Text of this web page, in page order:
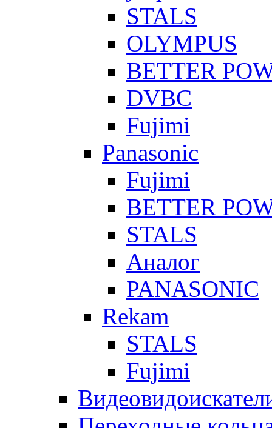
STALS
OLYMPUS
BETTER
DVBC
Fujimi
Panasonic
Fujimi
BETTER
STALS
Аналог
PANASONIC
Rekam
STALS
Fujimi